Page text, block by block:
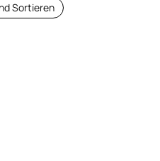
Sortieren